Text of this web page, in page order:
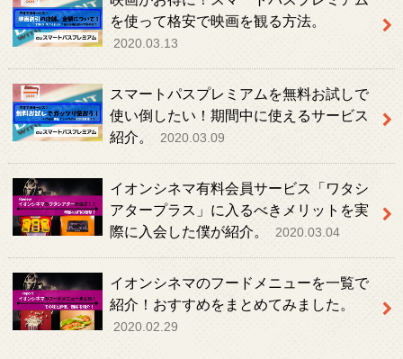
を使って格安で映画を観る方法。
2020.03.13
スマートパスプレミアムを無料お試しで
使い倒したい！期間中に使えるサービス
紹介。
2020.03.09
イオンシネマ有料会員サービス「ワタシ
アタープラス」に入るべきメリットを実
際に入会した僕が紹介。
2020.03.04
イオンシネマのフードメニューを一覧で
紹介！おすすめをまとめてみました。
2020.02.29